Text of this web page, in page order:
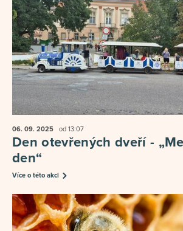
06. 09. 2025 od 13:07
Den otevřených dveří -
den“
Více o této akci